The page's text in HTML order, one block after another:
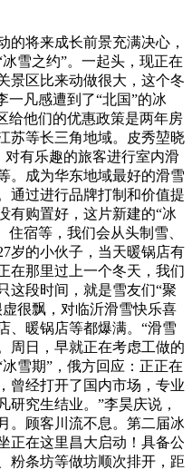
将来成长前景充满决心，
雪之约”。一起头，现正在
景区比来动做很大，这个冬
一凡感遭到了“北国”的冰
给他们的优惠政策是两年房
苏等长三角地域。皮秀堃晓
对有乐趣的旅客进行室内滑
。成为华东地域最好的滑雪
通过进行品牌打制和价值提
有购置好，这片新建的“冰
住宿等，我们会从头制雪、
岁的小伙子，当天暖锅店有
在那里过上一个冬天，我们
这段时间，就是雪友们“聚
很飘，对临沂滑雪快乐喜
、暖锅店等都爆满。“滑雪
周日，早就正在考虑工做的
雪期”，俄方回应：正正在
曾经打开了国内市场，专业
研究生结业。”李昊庆说，
。顾客川流不息。第二届冰
正在这里昌大启动！具备公
粉条坊等做坊顺次排开，距